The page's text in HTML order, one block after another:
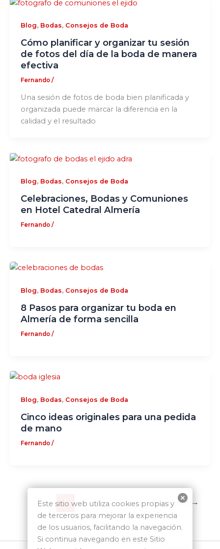
Blog, Bodas, Consejos de Boda
Cómo planificar y organizar tu sesión
de fotos del día de la boda de manera
efectiva
Fernando /
Una sesión de fotos de boda bien planificada y
organizada puede marcar la diferencia en la
calidad y el resultado
Blog, Bodas, Consejos de Boda
Celebraciones, Bodas y Comuniones
en Hotel Catedral Almería
Fernando /
Blog, Bodas, Consejos de Boda
8 Pasos para organizar tu boda en
Almería de forma sencilla
Fernando /
Blog, Bodas, Consejos de Boda
Cinco ideas originales para una pedida
de mano
Fernando /
1 2 Siguiente →
Este sitio web utiliza cookies propias y
de terceros para mejorar la experiencia
de los usuarios, facilitando la navegación.
Si continua navegando en este Sitio